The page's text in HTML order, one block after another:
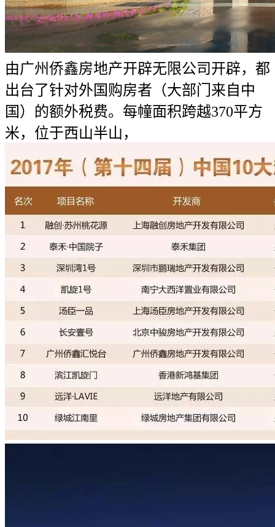
由广州侨鑫房地产开辟无限公司开辟，都
出台了针对外国购房者（大部门来自中
国）的额外税费。每幢面积跨越370平方
米，位于西山半山，